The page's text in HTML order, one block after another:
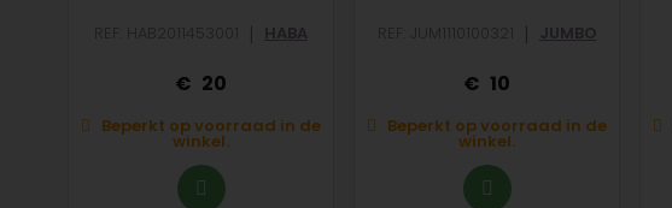
REF: HAB2011453001 | HABA
20
Beperkt op voorraad in de
winkel.
| JUMBO
10
Beperkt op voorraad in de
winkel.